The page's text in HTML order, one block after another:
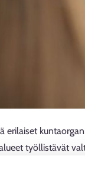
erilaiset
työllistävät